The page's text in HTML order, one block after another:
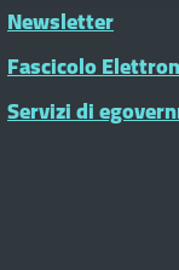
Newsletter
Fascicolo
Servizi di